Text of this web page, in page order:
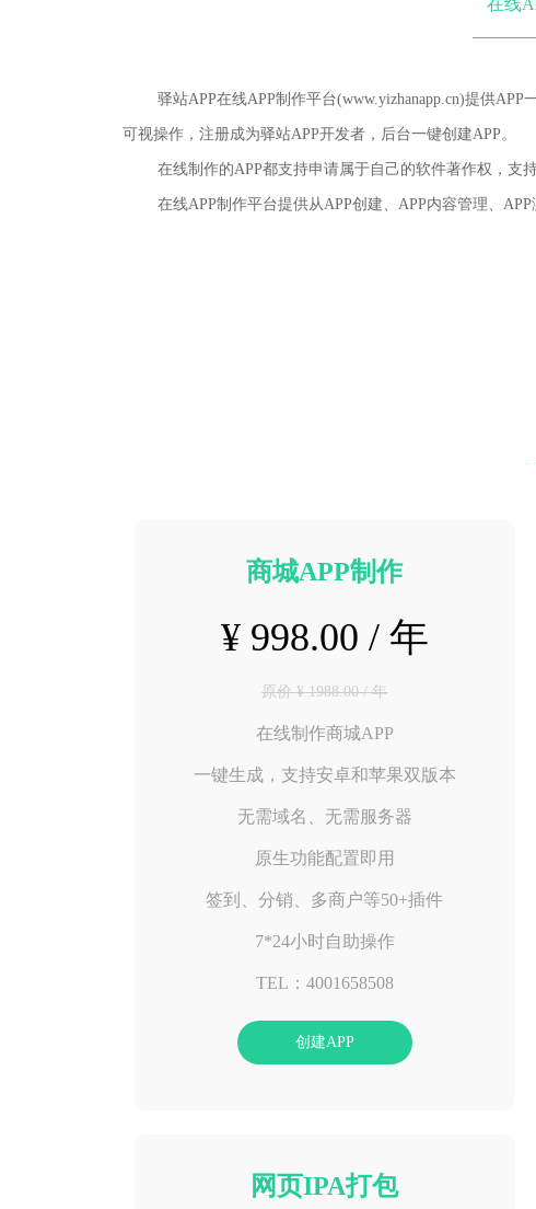
在线
驿站APP在线APP制作平台(www.yizhanapp.cn)提供APP
可视操作，注册成为驿站APP开发者，后台一键创建APP。
在线制作的APP都支持申请属于自己的软件著作权，支持
在线APP制作平台提供从APP创建、APP内容管理、APP
商城APP制作
¥ 998.00 / 年
原价 ¥ 1988.00 / 年
在线制作商城APP
一键生成，支持安卓和苹果双版本
无需域名、无需服务器
原生功能配置即用
签到、分销、多商户等50+插件
7*24小时自助操作
TEL：4001658508
创建APP
网页IPA打包